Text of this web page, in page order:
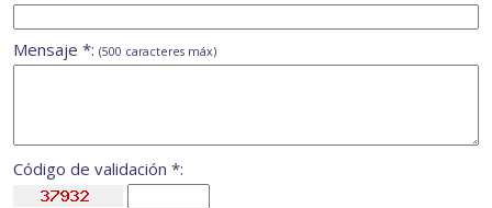
Mensaje *: (500 caracteres máx)
Código de validación *: